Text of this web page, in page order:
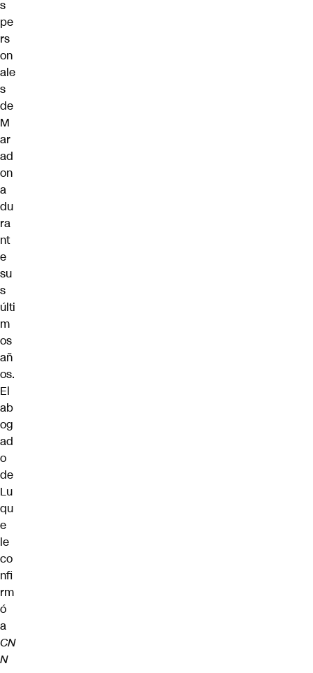
s
pe
rs
on
ale
s
de
M
ar
ad
on
a
du
ra
nt
e
su
s
últi
m
os
añ
os.
El
ab
og
ad
o
de
Lu
qu
e
le
co
nfi
rm
ó
a
CN
N